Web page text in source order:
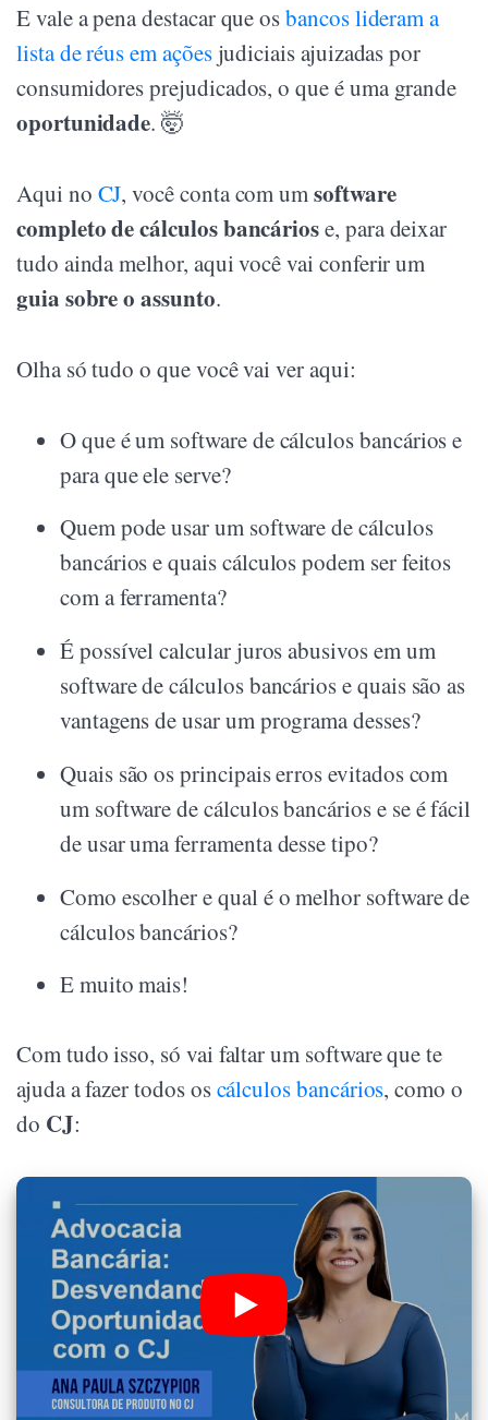
E vale a pena destacar que osbancos lideram a
lista de réus em açõesjudiciais ajuizadas por
consumidores prejudicados, o que é uma grande
oportunidade. 🤯
Aqui no CJ, você conta com umsoftware
completo de cálculos bancáriose, para deixar
tudo ainda melhor, aqui você vai conferir um
guia sobre o assunto.
Olha só tudo o que você vai ver aqui:
O que é um software de cálculos bancários e
para que ele serve?
Quem pode usar um software de cálculos
bancários e quais cálculos podem ser feitos
com a ferramenta?
É possível calcular juros abusivos em um
software de cálculos bancários e quais são as
vantagens de usar um programa desses?
Quais são os principais erros evitados com
um software de cálculos bancários e se é fácil
de usar uma ferramenta desse tipo?
Como escolher e qual é o melhor software de
cálculos bancários?
E muito mais!
Com tudo isso, só vai faltar um software que te
ajuda a fazer todos oscálculos bancários, como o
do CJ: